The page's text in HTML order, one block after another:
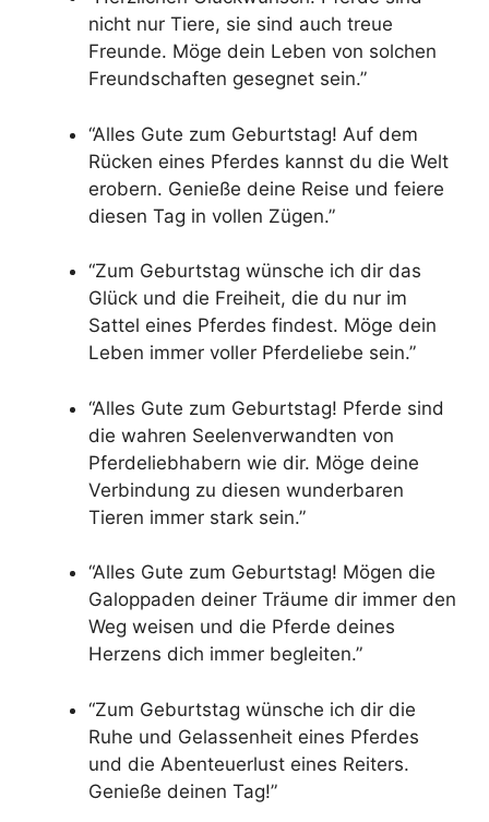
nicht nur Tiere, sie sind auch treue
Freunde. Möge dein Leben von solchen
Freundschaften gesegnet sein.”
“Alles Gute zum Geburtstag! Auf dem
Rücken eines Pferdes kannst du die Welt
erobern. Genieße deine Reise und feiere
diesen Tag in vollen Zügen.”
“Zum Geburtstag wünsche ich dir das
Glück und die Freiheit, die du nur im
Sattel eines Pferdes findest. Möge dein
Leben immer voller Pferdeliebe sein.”
“Alles Gute zum Geburtstag! Pferde sind
die wahren Seelenverwandten von
Pferdeliebhabern wie dir. Möge deine
Verbindung zu diesen wunderbaren
Tieren immer stark sein.”
“Alles Gute zum Geburtstag! Mögen die
Galoppaden deiner Träume dir immer den
Weg weisen und die Pferde deines
Herzens dich immer begleiten.”
“Zum Geburtstag wünsche ich dir die
Ruhe und Gelassenheit eines Pferdes
und die Abenteuerlust eines Reiters.
Genieße deinen Tag!”